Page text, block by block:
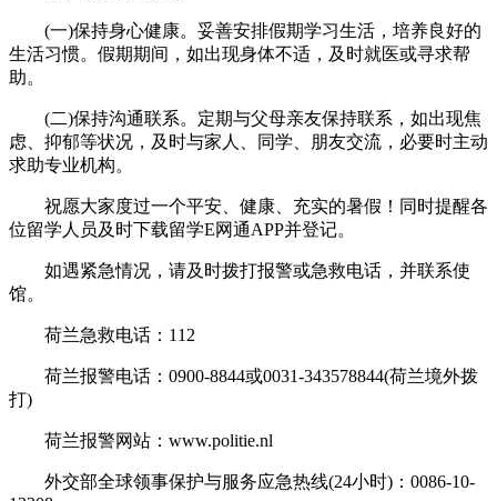
(一)保持身心健康。妥善安排假期学习生活，培养良好的
生活习惯。假期期间，如出现身体不适，及时就医或寻求帮
助。
(二)保持沟通联系。定期与父母亲友保持联系，如出现焦
虑、抑郁等状况，及时与家人、同学、朋友交流，必要时主动
求助专业机构。
祝愿大家度过一个平安、健康、充实的暑假！同时提醒各
位留学人员及时下载留学E网通APP并登记。
如遇紧急情况，请及时拨打报警或急救电话，并联系使
馆。
荷兰急救电话：112
荷兰报警电话：0900-8844或0031-343578844(荷兰境外拨
打)
荷兰报警网站：www.politie.nl
外交部全球领事保护与服务应急热线(24小时)：0086-10-